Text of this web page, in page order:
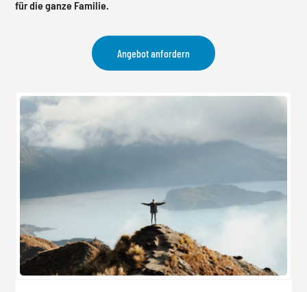
für die ganze Familie.
Angebot anfordern